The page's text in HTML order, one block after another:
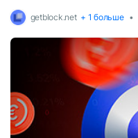
getblock.net + 1 больше